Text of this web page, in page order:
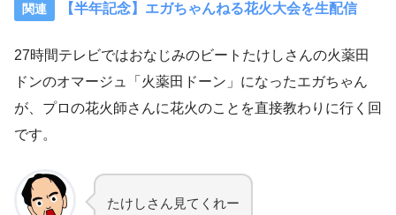
【半年記念】エガちゃんねる花火大会を生配信
27時間テレビではおなじみのビートたけしさんの火薬田
ドンのオマージュ「火薬田ドーン」になったエガちゃん
が、プロの花火師さんに花火のことを直接教わりに行く回
です。
たけしさん見てくれー